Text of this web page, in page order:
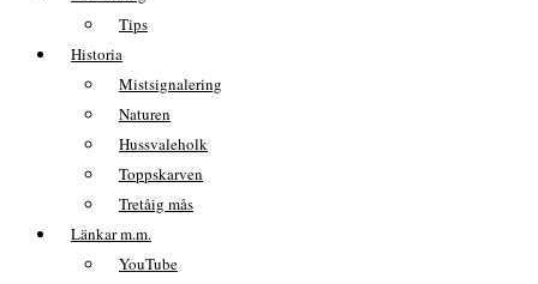
Tips
Historia
Mistsignalering
Naturen
Hussvaleholk
Toppskarven
Tretåig mås
Länkar m.m.
YouTube